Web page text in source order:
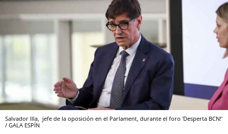
Salvador Illa, jefe de la oposición en el Parlament, durante el foro 'Desperta BCN!'
/ GALA ESPÍN